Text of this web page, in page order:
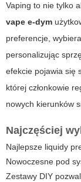
Vaping to nie tylko
vape e-dym
preferencje,
personalizując
efekcie pojawia się
której członkowie
nowych kierunków
Najczęściej
Najlepsze liquidy
Nowoczesne pod
Zestawy DIY